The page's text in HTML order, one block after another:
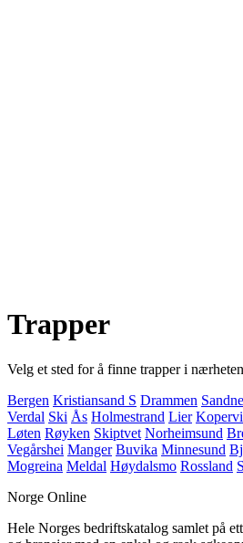
Trapper
Velg et sted for å finne trapper i
Bergen Kristiansand S Drammen
Verdal Ski Ås Holmestrand Lier
Løten Røyken Skiptvet Norheimsund
Vegårshei Manger Buvika Minnesund
Mogreina Meldal Høydalsmo Rossland
Norge Online
Hele Norges bedriftskatalog samlet på